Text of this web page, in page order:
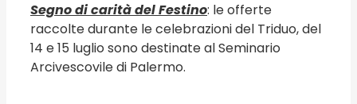
Segno di carità del Festino: le offerte
raccolte durante le celebrazioni del Triduo, del
14 e 15 luglio sono destinate al Seminario
Arcivescovile di Palermo.